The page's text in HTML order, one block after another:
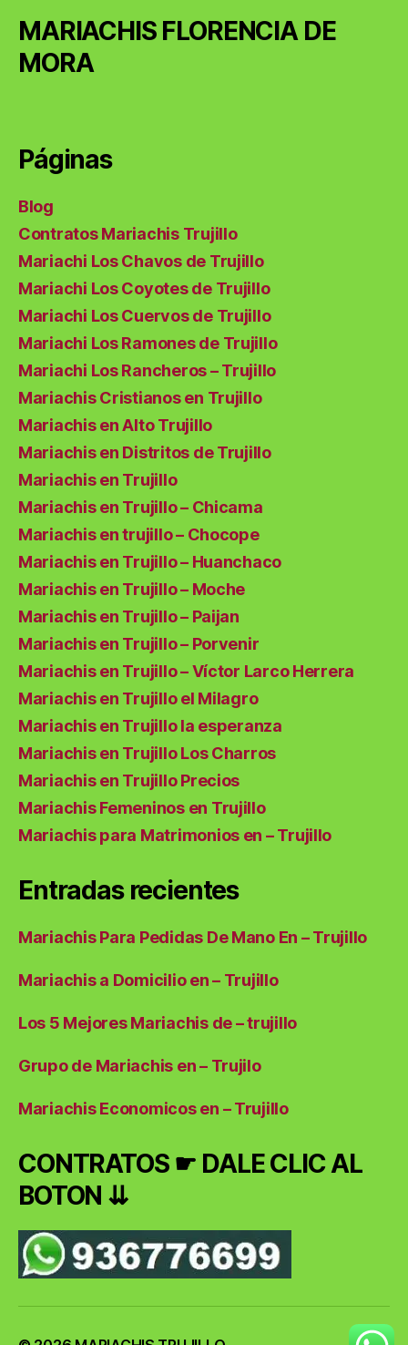
MARIACHIS FLORENCIA DE
MORA
Páginas
Blog
Contratos Mariachis Trujillo
Mariachi Los Chavos de Trujillo
Mariachi Los Coyotes de Trujillo
Mariachi Los Cuervos de Trujillo
Mariachi Los Ramones de Trujillo
Mariachi Los Rancheros – Trujillo
Mariachis Cristianos en Trujillo
Mariachis en Alto Trujillo
Mariachis en Distritos de Trujillo
Mariachis en Trujillo
Mariachis en Trujillo – Chicama
Mariachis en trujillo – Chocope
Mariachis en Trujillo – Huanchaco
Mariachis en Trujillo – Moche
Mariachis en Trujillo – Paijan
Mariachis en Trujillo – Porvenir
Mariachis en Trujillo – Víctor Larco Herrera
Mariachis en Trujillo el Milagro
Mariachis en Trujillo la esperanza
Mariachis en Trujillo Los Charros
Mariachis en Trujillo Precios
Mariachis Femeninos en Trujillo
Mariachis para Matrimonios en – Trujillo
Entradas recientes
Mariachis Para Pedidas De Mano En – Trujillo
Mariachis a Domicilio en – Trujillo
Los 5 Mejores Mariachis de – trujillo
Grupo de Mariachis en – Trujilo
Mariachis Economicos en – Trujillo
CONTRATOS ☛ DALE CLIC AL
BOTON ⇊